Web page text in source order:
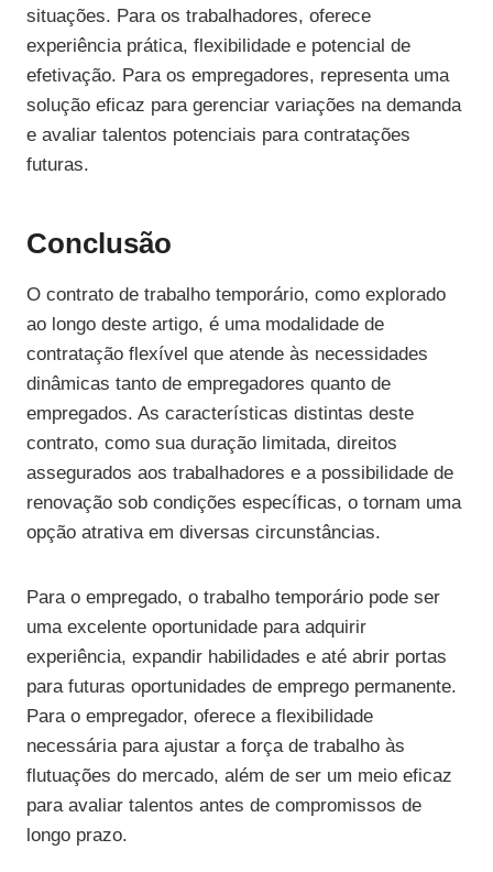
situações. Para os trabalhadores, oferece
experiência prática, flexibilidade e potencial de
efetivação. Para os empregadores, representa uma
solução eficaz para gerenciar variações na demanda
e avaliar talentos potenciais para contratações
futuras.
Conclusão
O contrato de trabalho temporário, como explorado
ao longo deste artigo, é uma modalidade de
contratação flexível que atende às necessidades
dinâmicas tanto de empregadores quanto de
empregados. As características distintas deste
contrato, como sua duração limitada, direitos
assegurados aos trabalhadores e a possibilidade de
renovação sob condições específicas, o tornam uma
opção atrativa em diversas circunstâncias.
Para o empregado, o trabalho temporário pode ser
uma excelente oportunidade para adquirir
experiência, expandir habilidades e até abrir portas
para futuras oportunidades de emprego permanente.
Para o empregador, oferece a flexibilidade
necessária para ajustar a força de trabalho às
flutuações do mercado, além de ser um meio eficaz
para avaliar talentos antes de compromissos de
longo prazo.